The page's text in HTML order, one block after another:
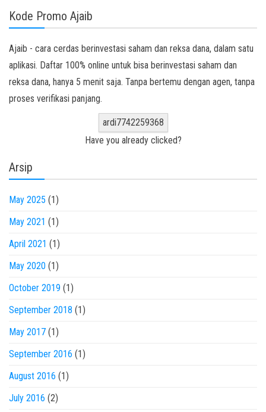
Kode Promo Ajaib
Ajaib - cara cerdas berinvestasi saham dan reksa dana, dalam satu
aplikasi. Daftar 100% online untuk bisa berinvestasi saham dan
reksa dana, hanya 5 menit saja. Tanpa bertemu dengan agen, tanpa
proses verifikasi panjang.
ardi7742259368
Have you already clicked?
Arsip
May 2025 (1)
May 2021 (1)
April 2021 (1)
May 2020 (1)
October 2019 (1)
September 2018 (1)
May 2017 (1)
September 2016 (1)
August 2016 (1)
July 2016 (2)